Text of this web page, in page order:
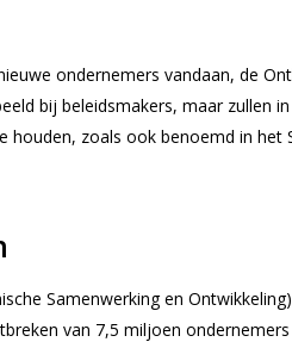
ondernemers vandaan, de
bij beleidsmakers, maar zullen
zoals ook benoemd in het
Samenwerking en
van 7,5 miljoen